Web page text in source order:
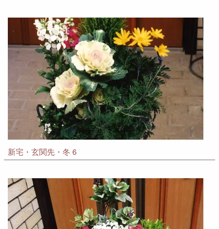
新宅・玄関先・冬 6